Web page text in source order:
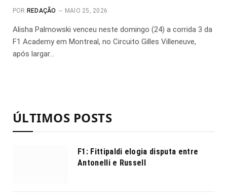
POR REDAÇÃO MAIO 25, 2026
Alisha Palmowski venceu neste domingo (24) a corrida 3 da
F1 Academy em Montreal, no Circuito Gilles Villeneuve,
após largar…
ÚLTIMOS POSTS
F1: Fittipaldi elogia disputa entre
Antonelli e Russell